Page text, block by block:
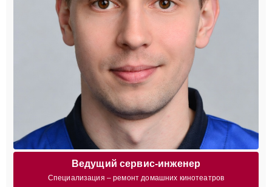
Ведущий сервис-инженер
Специализация – ремонт домашних кинотеатров